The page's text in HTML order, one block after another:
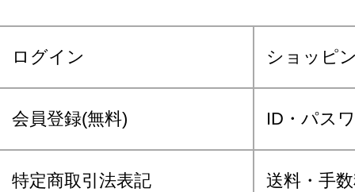
ログイン ショッピ
会員登録(無料) ID・パス
特定商取引法表記 送料・手